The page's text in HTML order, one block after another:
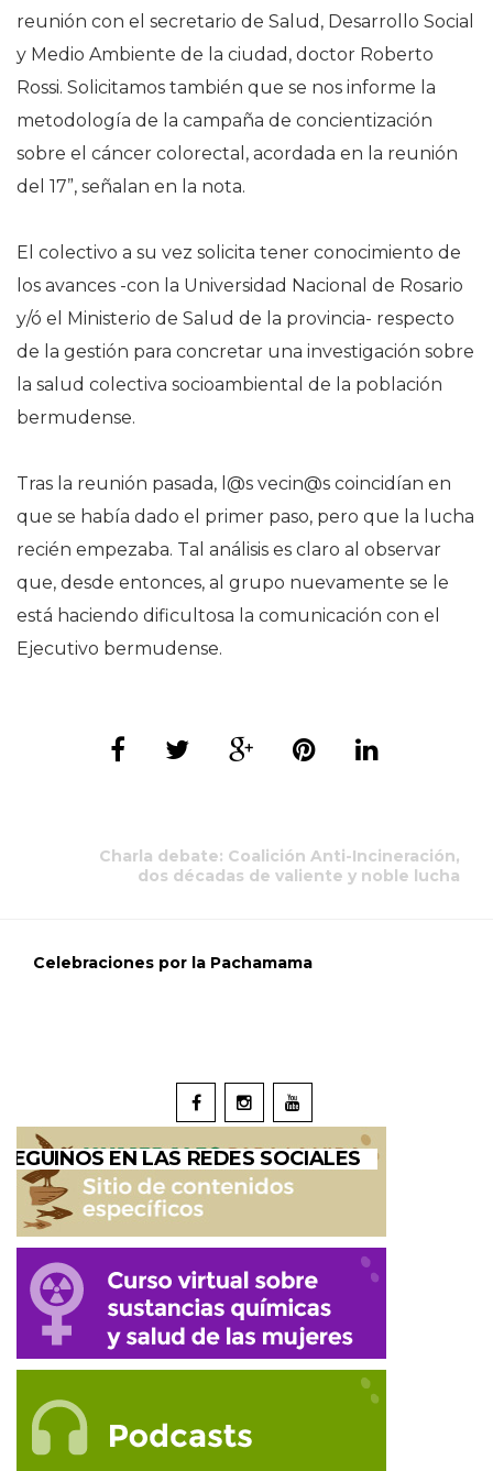
reunión con el secretario de Salud, Desarrollo Social
y Medio Ambiente de la ciudad, doctor Roberto
Rossi. Solicitamos también que se nos informe la
metodología de la campaña de concientización
sobre el cáncer colorectal, acordada en la reunión
del 17”, señalan en la nota.
El colectivo a su vez solicita tener conocimiento de
los avances -con la Universidad Nacional de Rosario
y/ó el Ministerio de Salud de la provincia- respecto
de la gestión para concretar una investigación sobre
la salud colectiva socioambiental de la población
bermudense.
Tras la reunión pasada, l@s vecin@s coincidían en
que se había dado el primer paso, pero que la lucha
recién empezaba. Tal análisis es claro al observar
que, desde entonces, al grupo nuevamente se le
está haciendo dificultosa la comunicación con el
Ejecutivo bermudense.
Charla debate: Coalición Anti-Incineración,
dos décadas de valiente y noble lucha
Celebraciones por la Pachamama
SEGUINOS EN LAS REDES SOCIALES